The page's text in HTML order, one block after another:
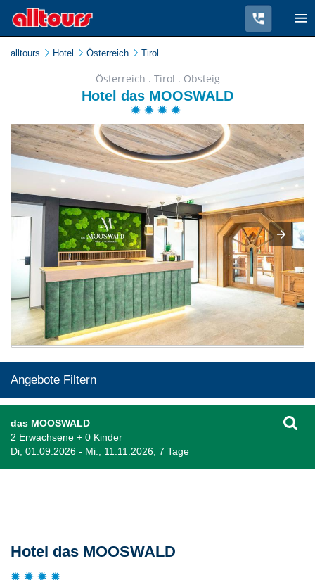
alltours Hotel Österreich Tirol
Österreich . Tirol . Obsteig
Hotel das MOOSWALD
Angebote Filtern
das MOOSWALD
2 Erwachsene + 0 Kinder
Di, 01.09.2026 - Mi., 11.11.2026, 7 Tage
Hotel das MOOSWALD